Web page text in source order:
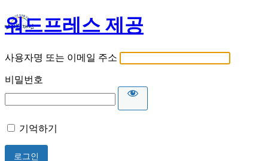
워드프레스 제공
사용자명 또는 이메일 주소
비밀번호
기억하기